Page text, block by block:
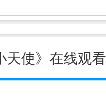
天使》在线观看